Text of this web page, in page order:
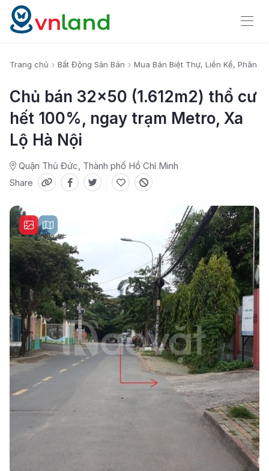
Trang chủ Bất Động Sản Bán Mua Bán Biệt Thự, Liền Kề, Phân Lô
Chủ bán 32x50 (1.612m2) thổ cư
hết 100%, ngay trạm Metro, Xa
Lộ Hà Nội
Quận Thủ Đức, Thành phố Hồ Chí Minh
Share